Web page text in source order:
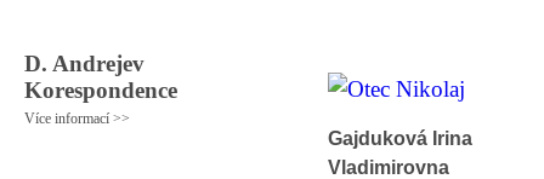
D. Andrejev
Korespondence
Více informací >>
Gajduková Irina
Vladimirovna